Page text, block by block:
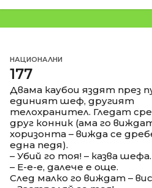
НАЦИОНАЛНИ
177
Двама каубои яздят през
единият шеф, другият
телохранител. Гледат
друг конник (ама го
хоризонта – вижда се
една педя).
– Убий го тоя! – казва шефа.
– Е-е-е, далече е още.
След малко го виждат –